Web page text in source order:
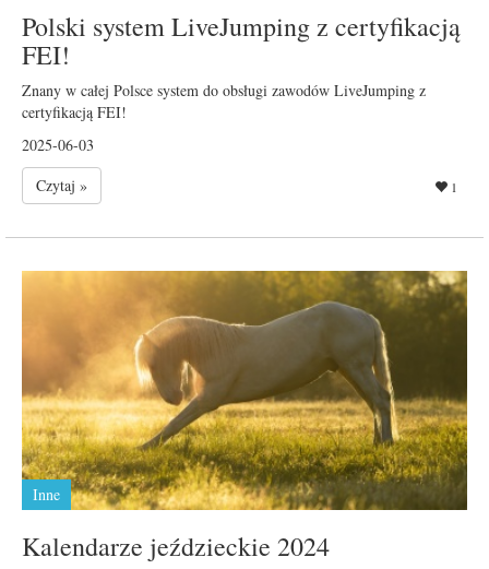
Polski system LiveJumping z certyfikacją
FEI!
Znany w całej Polsce system do obsługi zawodów LiveJumping z
certyfikacją FEI!
2025-06-03
Czytaj »
1
Inne
Kalendarze jeździeckie 2024